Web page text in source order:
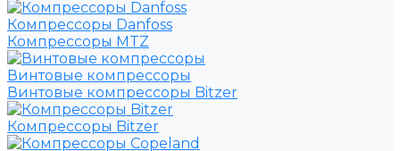
Компрессоры Danfoss
Компрессоры MTZ
Винтовые компрессоры
Винтовые компрессоры Bitzer
Компрессоры Bitzer